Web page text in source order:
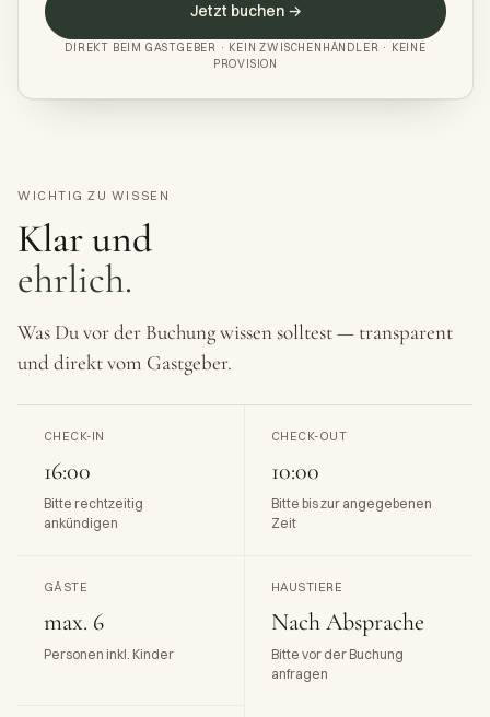
Jetzt buchen →
DIREKT BEIM GASTGEBER · KEIN ZWISCHENHÄNDLER · KEINE
PROVISION
WICHTIG ZU WISSEN
Klar und
ehrlich.
Was Du vor der Buchung wissen solltest — transparent
und direkt vom Gastgeber.
CHECK-IN
16:00
Bitte rechtzeitig
ankündigen
CHECK-OUT
10:00
Bitte bis zur angegebenen
Zeit
GÄSTE
max. 6
Personen inkl. Kinder
HAUSTIERE
Nach Absprache
Bitte vor der Buchung
anfragen